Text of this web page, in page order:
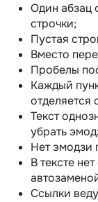
Один абзац
строчки;
Пустая
Вместо
Пробелы
Каждый
отделяется
Текст
убрать
Нет эмодзи
В тексте
Ссылки